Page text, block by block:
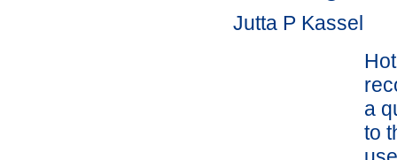
Jutta P Kassel
a
to